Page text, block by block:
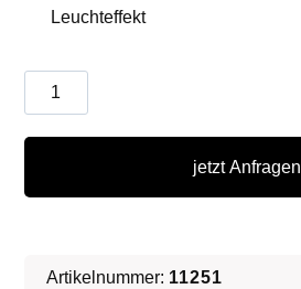
Leuchteffekt
XXL
Animatronic
jetzt Anfragen
Artikelnummer: 11251